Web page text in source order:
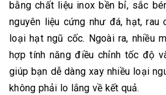
bằng chất liệu inox bền bỉ, sắc
nguyên liệu cứng như đá, hạt, rau
loại hạt ngũ cốc. Ngoài ra, nhiều
hợp tính năng điều chỉnh tốc độ
giúp bạn dễ dàng xay nhiều loại
không phải lo lắng về kết quả.